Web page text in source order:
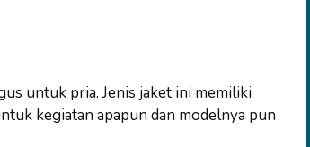
untuk pria. Jenis jaket ini memiliki
kegiatan apapun dan modelnya pun